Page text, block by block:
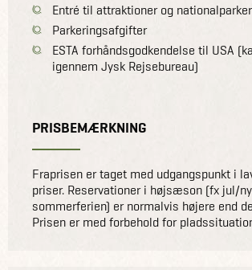
Entré til attraktioner og nationalparker
Parkeringsafgifter
ESTA forhåndsgodkendelse til USA
igennem Jysk Rejsebureau)
PRISBEMÆRKNING
Fraprisen er taget med udgangspunkt i
priser. Reservationer i højsæson (fx jul/
sommerferien) er normalvis højere end
Prisen er med forbehold for